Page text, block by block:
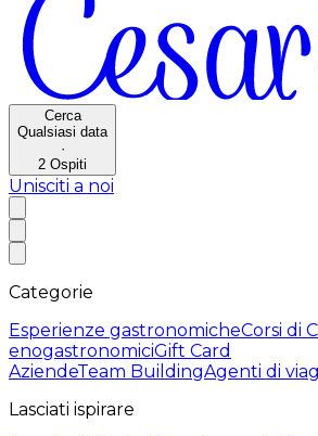
Cerca
Qualsiasi data
·
2 Ospiti
Unisciti a noi
Categorie
Esperienze gastronomicheCorsi di
enogastronomiciGift Card
AziendeTeam BuildingAgenti di
Lasciati ispirare